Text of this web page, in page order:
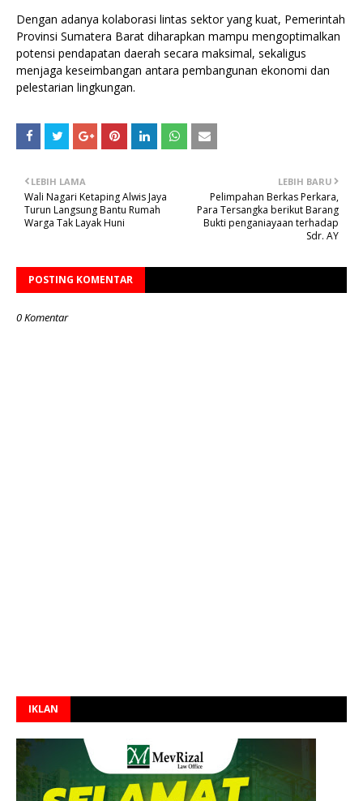
Dengan adanya kolaborasi lintas sektor yang kuat, Pemerintah
Provinsi Sumatera Barat diharapkan mampu mengoptimalkan
potensi pendapatan daerah secara maksimal, sekaligus
menjaga keseimbangan antara pembangunan ekonomi dan
pelestarian lingkungan.
LEBIH BARU
Pelimpahan Berkas Perkara,
Para Tersangka berikut Barang
Bukti penganiayaan terhadap
Sdr. AY
LEBIH LAMA
Wali Nagari Ketaping Alwis Jaya
Turun Langsung Bantu Rumah
Warga Tak Layak Huni
POSTING KOMENTAR
0 Komentar
IKLAN